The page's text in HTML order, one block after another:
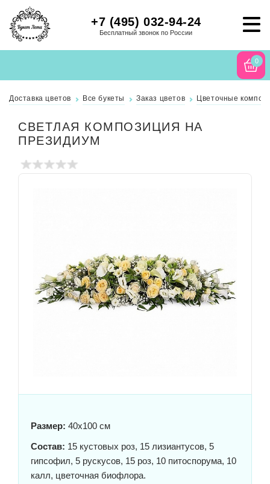
+7 (495) 032-94-24
Бесплатный звонок по России
0
Доставка цветов Все букеты Заказ цветов Цветочные
СВЕТЛАЯ КОМПОЗИЦИЯ НА
ПРЕЗИДИУМ
Размер: 40x100 см
Состав: 15 кустовых роз, 15 лизиантусов, 5
гипсофил, 5 рускусов, 15 роз, 10 питоспорума, 10
калл, цветочная биофлора.